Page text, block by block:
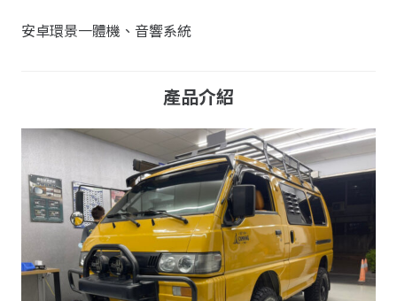
安卓環景一體機、音響系統
產品介紹